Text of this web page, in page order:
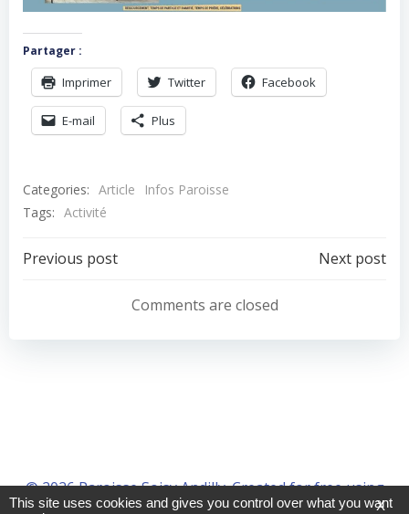
Partager :
Imprimer Twitter Facebook
E-mail Plus
Categories: Article
Infos Paroisse
Tags: Activité
Navigation
l’article
Previous post
Navigation
de
l’article
Next post
Comments are closed
© 2026 Paroisse Soisy Andilly. Created for free using
X
This site uses cookies and gives you control over what you want